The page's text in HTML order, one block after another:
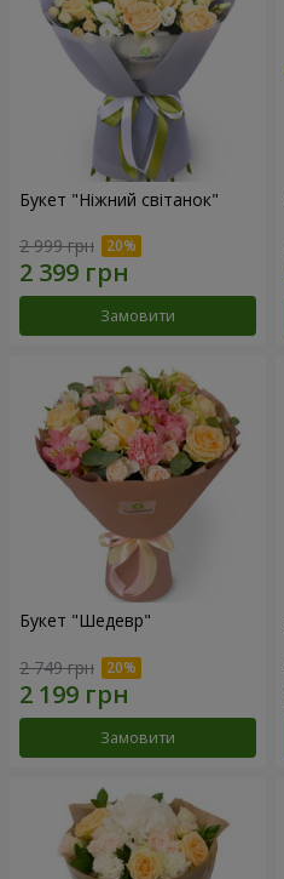
Букет "Ніжний світанок"
2 999 грн
Замовити
Букет "Шедевр"
2 749 грн
Замовити